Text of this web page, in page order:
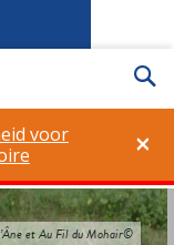
×
voor
et Au Fil du Mohair©